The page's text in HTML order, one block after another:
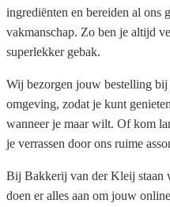
ingrediënten en bereiden al ons
vakmanschap. Zo ben je altijd
superlekker gebak.
Wij bezorgen jouw bestelling
omgeving, zodat je kunt
wanneer je maar wilt. Of kom
je verrassen door ons ruime
Bij Bakkerij van der Kleij staan
doen er alles aan om jouw